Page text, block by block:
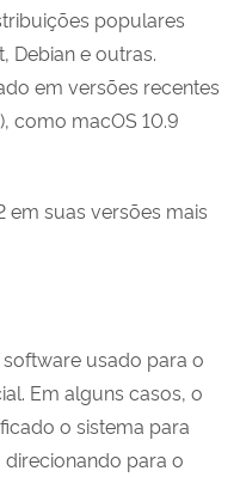
populares
Debian e outras.
em versões recentes
como macOS 10.9
em suas versões mais
usado para o
Em alguns casos, o
o sistema para
para o